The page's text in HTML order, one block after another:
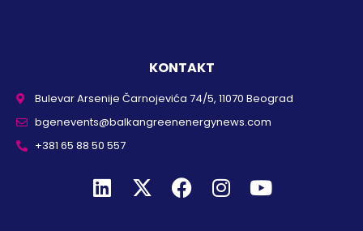
KONTAKT
Bulevar Arsenije Čarnojevića 74/5, 11070 Beograd
bgenevents@balkangreenenergynews.com
+381 65 88 50 557